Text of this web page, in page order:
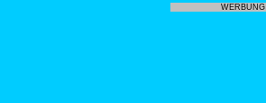
WERBUNG